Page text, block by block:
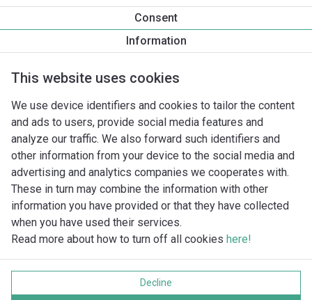
Consent
Information
This website uses cookies
We use device identifiers and cookies to tailor the content
and ads to users, provide social media features and
analyze our traffic. We also forward such identifiers and
other information from your device to the social media and
advertising and analytics companies we cooperates with.
These in turn may combine the information with other
information you have provided or that they have collected
when you have used their services.
Read more about how to turn off all cookies here!
Decline
Ochrana soukromí